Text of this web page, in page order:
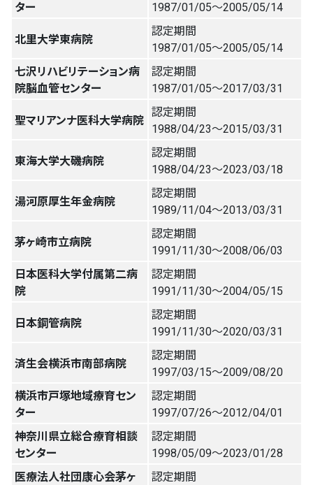
ター
1987/01/05〜2005/05/14
北里大学東病院
認定期間
1987/01/05〜2005/05/14
七沢リハビリテーション病
院脳血管センター
認定期間
1987/01/05〜2017/03/31
聖マリアンナ医科大学病院
認定期間
1988/04/23〜2015/03/31
東海大学大磯病院
認定期間
1988/04/23〜2023/03/18
湯河原厚生年金病院
認定期間
1989/11/04〜2013/03/31
茅ヶ崎市立病院
認定期間
1991/11/30〜2008/06/03
日本医科大学付属第二病
院
認定期間
1991/11/30〜2004/05/15
日本鋼管病院
認定期間
1991/11/30〜2020/03/31
済生会横浜市南部病院
認定期間
1997/03/15〜2009/08/20
横浜市戸塚地域療育セン
ター
認定期間
1997/07/26〜2012/04/01
神奈川県立総合療育相談
センター
認定期間
1998/05/09〜2023/01/28
医療法人社団康心会茅ヶ
認定期間